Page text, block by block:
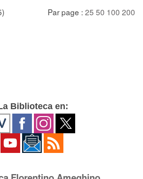
Par page : 25 50 100 200
Biblioteca en: